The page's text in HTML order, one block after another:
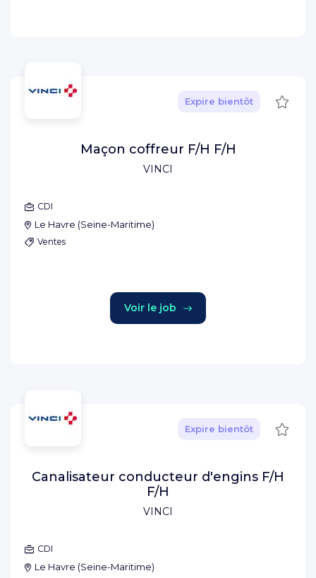
VINCI
Expire bientôt
Maçon coffreur F/H F/H
CDI
Le Havre (Seine-Maritime)
Ventes
Voir le job
VINCI
Expire bientôt
Canalisateur conducteur d'engins F/H
F/H
CDI
Le Havre (Seine-Maritime)